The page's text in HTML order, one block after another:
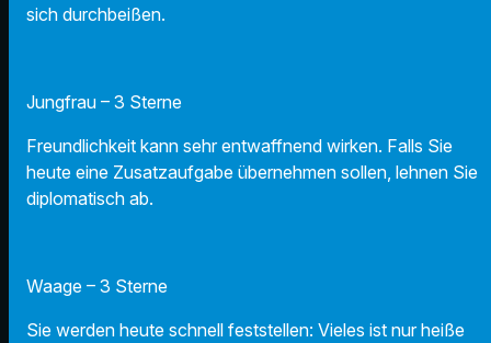
sich durchbeißen.
Jungfrau – 3 Sterne
Freundlichkeit kann sehr entwaffnend wirken. Falls Sie
heute eine Zusatzaufgabe übernehmen sollen, lehnen Sie
diplomatisch ab.
Waage – 3 Sterne
Sie werden heute schnell feststellen: Vieles ist nur heiße